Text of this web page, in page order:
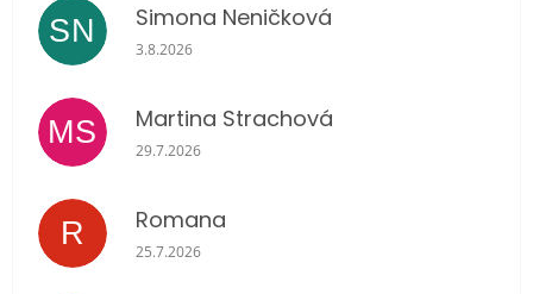
SN Simona Neničková
Hodnocení obchodu je 5 z 5 hvězdiček.
3.8.2026
MS Martina Strachová
Hodnocení obchodu je 5 z 5 hvězdiček.
29.7.2026
R Romana
Hodnocení obchodu je 5 z 5 hvězdiček.
25.7.2026